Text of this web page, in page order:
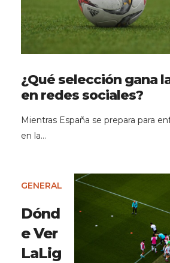
¿Qué selección gana
en redes sociales?
Mientras España se prepara para
en la…
GENERAL
Dónd
e Ver
LaLig